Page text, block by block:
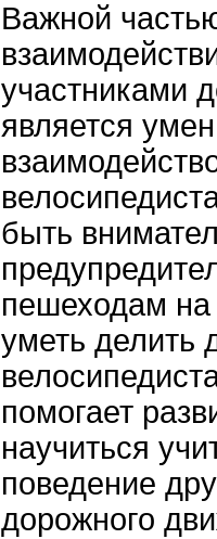
Важной
участниками
является
быть
пешеходам
уметь делить
помогает
научиться
поведение
дорожного